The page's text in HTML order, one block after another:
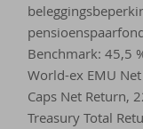
Benchmark: 45,5
World-ex EMU
Caps Net Return,
Treasury Total